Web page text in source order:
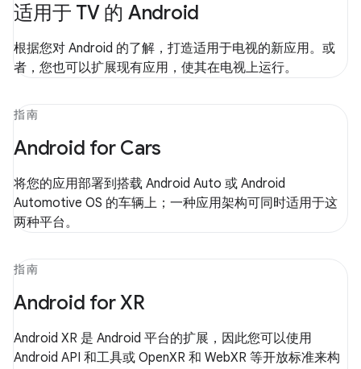
适用于 TV 的 Android
根据您对 Android 的了解，打造适用于电视的新应用。或
者，您也可以扩展现有应用，使其在电视上运行。
指南
Android for Cars
将您的应用部署到搭载 Android Auto 或 Android
Automotive OS 的车辆上；一种应用架构可同时适用于这
两种平台。
指南
Android for XR
Android XR 是 Android 平台的扩展，因此您可以使用
Android API 和工具或 OpenXR 和 WebXR 等开放标准来构